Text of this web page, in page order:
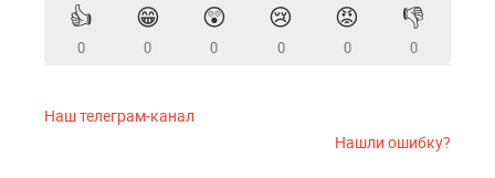
👍
0
😁
0
😲
0
😢
0
😡
0
👎
0
Наш телеграм-канал
Нашли ошибку?